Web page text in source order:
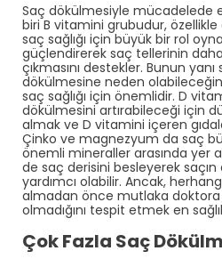
Saç dökülmesiyle mücadelede
biri B vitamini grubudur,
saç sağlığı için büyük bir rol
güçlendirerek saç tellerinin daha
çıkmasını destekler. Bunun
dökülmesine neden
saç sağlığı için önemlidir. D
dökülmesini artırabileceği için
almak ve D vitamini içeren
Çinko ve magnezyum da saç
önemli mineraller arasında yer
de saç derisini besleyerek saçın
yardımcı olabilir. Ancak,
almadan önce mutlaka doktora
olmadığını tespit etmek en
Çok Fazla Saç